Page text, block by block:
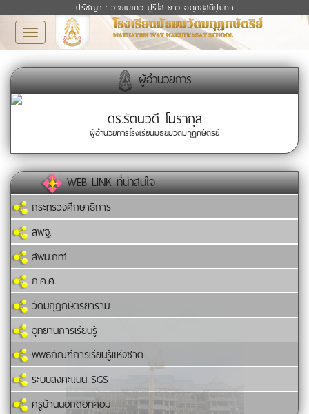
ปรัชญา : วายเมเถว ปุริโส ยาว อตฺถสฺสนิปฺปทา
Toggle
navigation
ผู้อำนวยการ
ดร.รัตนวดี โมรากุล
ผู้อำนวยการโรงเรียนมัธยมวัดมกุฏกษัตริย์
WEB LINK ที่น่าสนใจ
กระทรวงศึกษาธิการ
สพฐ.
สพม.กท1
ก.ค.ศ.
วัดมกุฏกษัตริยาราม
อุทยานการเรียนรู้
พิพิธภัณฑ์การเรียนรู้แห่งชาติ
ระบบลงคะแนน SGS
ครูบ้านนอกดอทคอม